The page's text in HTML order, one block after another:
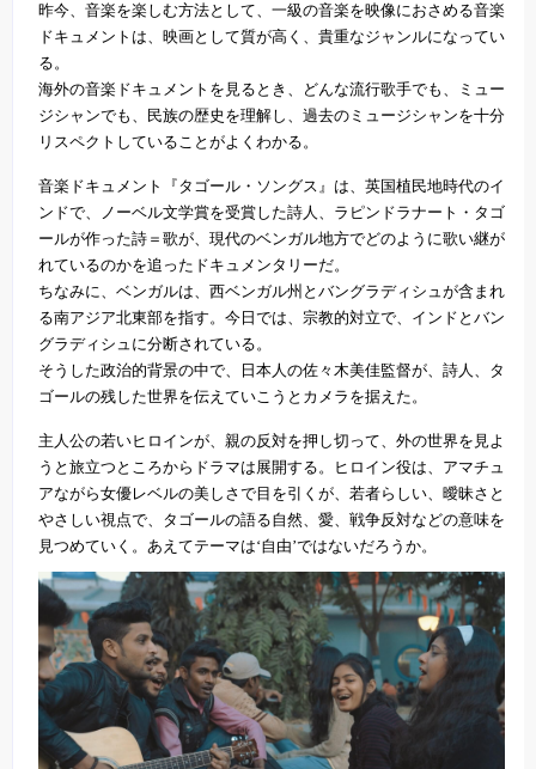
昨今、音楽を楽しむ方法として、一級の音楽を映像におさめる音楽
ドキュメントは、映画として質が高く、貴重なジャンルになってい
る。
海外の音楽ドキュメントを見るとき、どんな流行歌手でも、ミュー
ジシャンでも、民族の歴史を理解し、過去のミュージシャンを十分
リスペクトしていることがよくわかる。
音楽ドキュメント『タゴール・ソングス』は、英国植民地時代のイ
ンドで、ノーベル文学賞を受賞した詩人、ラピンドラナート・タゴ
ールが作った詩＝歌が、現代のベンガル地方でどのように歌い継が
れているのかを追ったドキュメンタリーだ。
ちなみに、ベンガルは、西ベンガル州とバングラディシュが含まれ
る南アジア北東部を指す。今日では、宗教的対立で、インドとバン
グラディシュに分断されている。
そうした政治的背景の中で、日本人の佐々木美佳監督が、詩人、タ
ゴールの残した世界を伝えていこうとカメラを据えた。
主人公の若いヒロインが、親の反対を押し切って、外の世界を見よ
うと旅立つところからドラマは展開する。ヒロイン役は、アマチュ
アながら女優レベルの美しさで目を引くが、若者らしい、曖昧さと
やさしい視点で、タゴールの語る自然、愛、戦争反対などの意味を
見つめていく。あえてテーマは‘自由’ではないだろうか。